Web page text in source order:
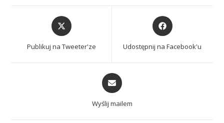
Publikuj na Tweeter'ze Udostępnij na Facebook'u
Wyślij mailem